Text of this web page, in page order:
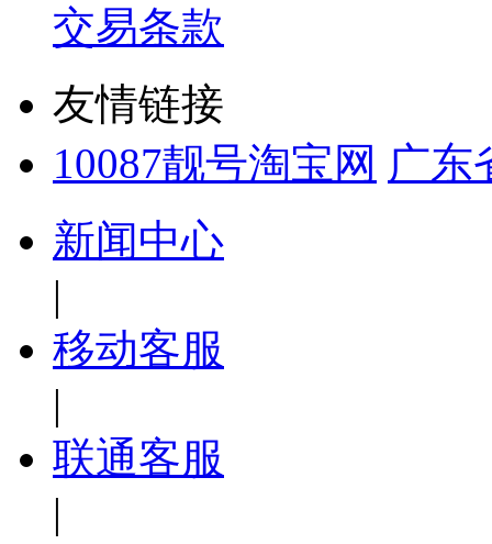
交易条款
友情链接
10087靓号淘宝网 广东
新闻中心
|
移动客服
|
联通客服
|